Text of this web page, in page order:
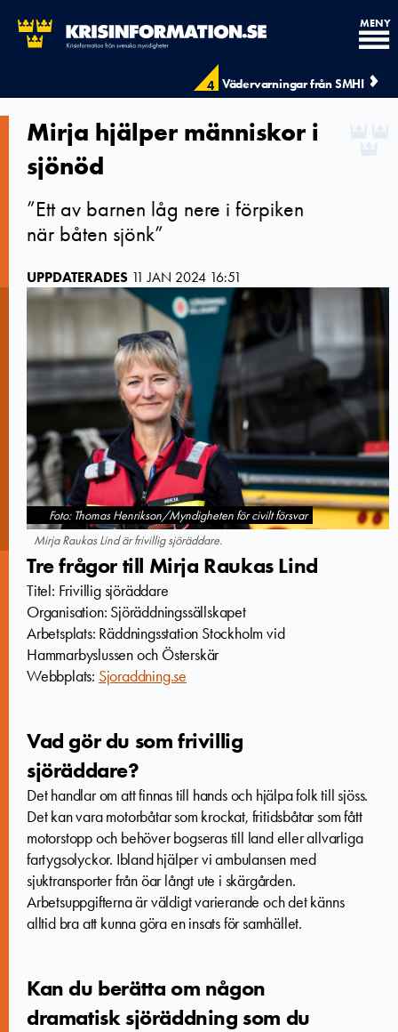
4 Vädervarningar från SMHI
MENY
Mirja hjälper människor i
sjönöd
”Ett av barnen låg nere i förpiken
när båten sjönk”
UPPDATERADES 11 JAN 2024 16:51
Foto: Thomas Henrikson/Myndigheten för civilt försvar
Mirja Raukas Lind är frivillig sjöräddare.
Tre frågor till Mirja Raukas Lind
Titel: Frivillig sjöräddare
Organisation: Sjöräddningssällskapet
Arbetsplats: Räddningsstation Stockholm vid
Hammarbyslussen och Österskär
Webbplats: Sjoraddning.se
Vad gör du som frivillig
sjöräddare?
Det handlar om att finnas till hands och hjälpa folk till sjöss.
Det kan vara motorbåtar som krockat, fritidsbåtar som fått
motorstopp och behöver bogseras till land eller allvarliga
fartygsolyckor. Ibland hjälper vi ambulansen med
sjuktransporter från öar långt ute i skärgården.
Arbetsuppgifterna är väldigt varierande och det känns
alltid bra att kunna göra en insats för samhället.
Kan du berätta om någon
dramatisk sjöräddning som du